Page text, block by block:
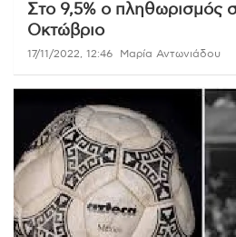
Στο 9,5% ο πληθωρισμός
Οκτώβριο
17/11/2022, 12:46 Μαρία Αντωνιάδου